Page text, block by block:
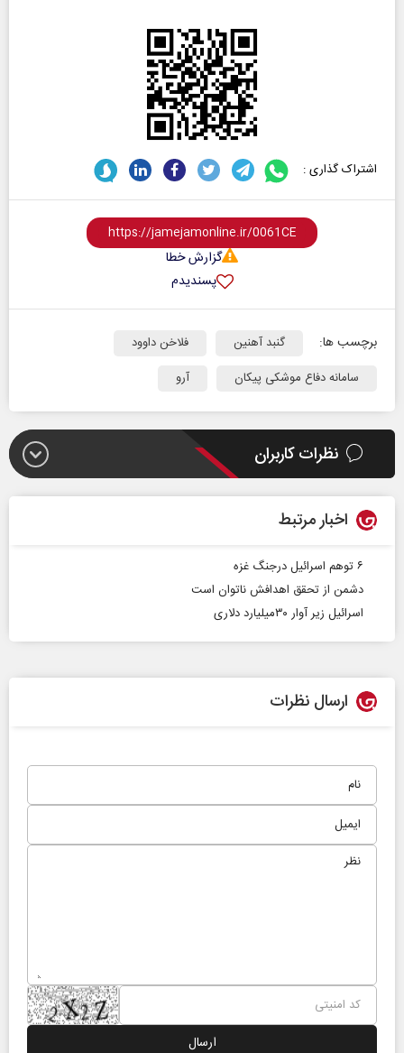
اشتراک گذاری :
گزارش خطا
پسندیدم
برچسب ها: گنبد آهنین
فلاخن داوود
سامانه دفاع موشکی پیکان
آرو
نظرات کاربران
اخبار مرتبط
۶ توهم اسرائیل درجنگ غزه
دشمن از تحقق اهدافش ناتوان است
اسرائیل زیر آوار ۳۰‌میلیارد دلاری
ارسال نظرات